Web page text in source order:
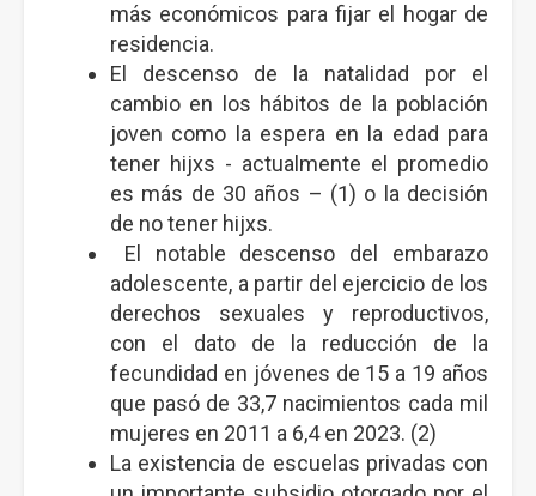
más económicos para fijar el hogar de
residencia.
El descenso de la natalidad por el
cambio en los hábitos de la población
joven como la espera en la edad para
tener hijxs - actualmente el promedio
es más de 30 años – (1) o la decisión
de no tener hijxs.
El notable descenso del embarazo
adolescente, a partir del ejercicio de los
derechos sexuales y reproductivos,
con el dato de la reducción de la
fecundidad en jóvenes de 15 a 19 años
que pasó de 33,7 nacimientos cada mil
mujeres en 2011 a 6,4 en 2023. (2)
La existencia de escuelas privadas con